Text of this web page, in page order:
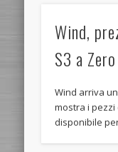
Wind,
S3 a
Wind arriva
mostra i pezzi
disponibile